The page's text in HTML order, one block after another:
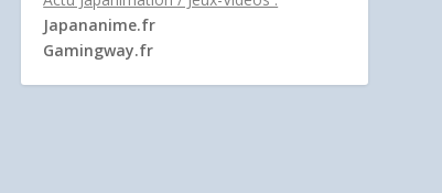
Japananime.fr
Gamingway.fr